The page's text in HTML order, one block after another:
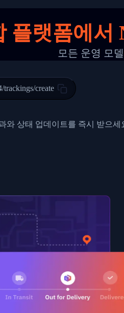
"United States",
Facility in HONG KONG-
15:28:00",
"Shipment picked up",
CHINA,PEOPLES REPUBLIC"
플랫폼에서
모든 운영 모
trackings/create
와 상태 업데이트를 즉시 받으세